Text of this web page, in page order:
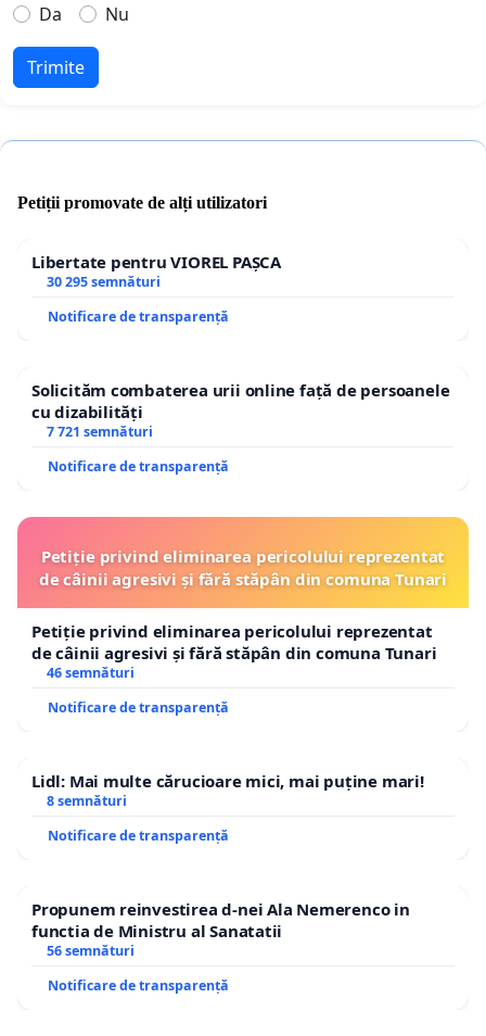
Da
Nu
Trimite
Petiții promovate de alți utilizatori
Libertate pentru VIOREL PAȘCA
30 295 semnături
Notificare de transparență
Solicităm combaterea urii online față de persoanele
cu dizabilități
7 721 semnături
Notificare de transparență
Petiție privind eliminarea pericolului reprezentat
de câinii agresivi și fără stăpân din comuna Tunari
Petiție privind eliminarea pericolului reprezentat
de câinii agresivi și fără stăpân din comuna Tunari
46 semnături
Notificare de transparență
Lidl: Mai multe cărucioare mici, mai puține mari!
8 semnături
Notificare de transparență
Propunem reinvestirea d-nei Ala Nemerenco in
functia de Ministru al Sanatatii
56 semnături
Notificare de transparență